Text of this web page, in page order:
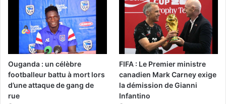
Ouganda : un célèbre
footballeur battu à mort lors
d’une attaque de gang de
rue
FIFA : Le Premier ministre
canadien Mark Carney exige
la démission de Gianni
Infantino